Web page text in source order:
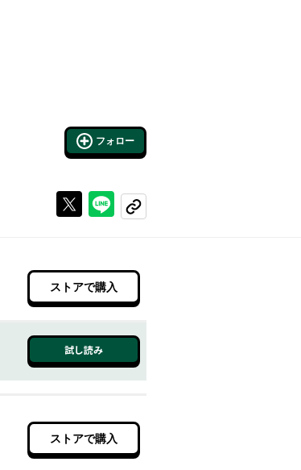
フォロー
Xで投稿するラインでシェアする
コピーする
ストアで購入
試し読み
ストアで購入